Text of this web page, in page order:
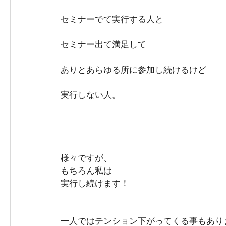
セミナーでて実行する人と
セミナー出て満足して
ありとあらゆる所に参加し続けるけど
実行しない人。
様々ですが、
もちろん私は
実行し続けます！
一人ではテンション下がってくる事もあり